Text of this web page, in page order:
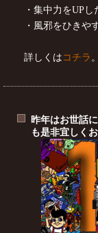
・集中力をUPし
・風邪をひきや
詳しくは コチラ 。
昨年はお世話
も是非宜しく